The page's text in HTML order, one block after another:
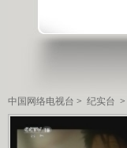
中国网络电视台 > 纪实台 >